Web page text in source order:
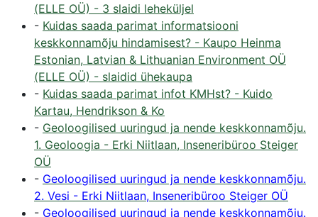
(ELLE OÜ) - 3 slaidi leheküljel
- Kuidas saada parimat informatsiooni
keskkonnamõju hindamisest? - Kaupo Heinma
Estonian, Latvian & Lithuanian Environment OÜ
(ELLE OÜ) - slaidid ühekaupa
- Kuidas saada parimat infot KMHst? - Kuido
Kartau, Hendrikson & Ko
- Geoloogilised uuringud ja nende keskkonnamõju.
1. Geoloogia - Erki Niitlaan, Inseneribüroo Steiger
OÜ
- Geoloogilised uuringud ja nende keskkonnamõju.
2. Vesi - Erki Niitlaan, Inseneribüroo Steiger OÜ
- Geoloogilised uuringud ja nende keskkonnamõju.